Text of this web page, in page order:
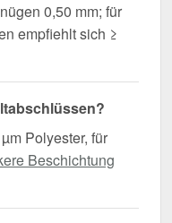
0,50 mm; für
empfiehlt sich ≥
Polyester, für
Beschichtung